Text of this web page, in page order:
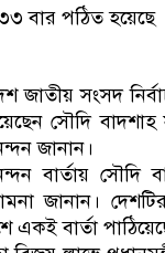
বার পঠিত হয়েছে
জাতীয় সংসদ
সৌদি
জানান।
বার্তায় সৌদি
জানান। দেশটির
একই বার্তা